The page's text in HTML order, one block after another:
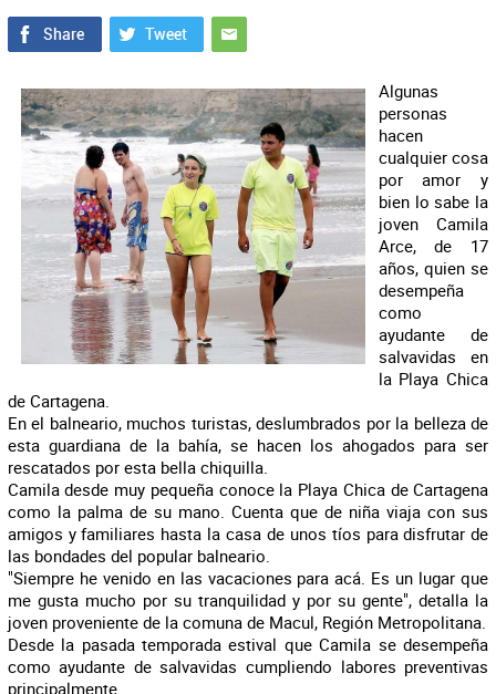
Algunas
personas
hacen
cualquier cosa
por amor y
bien lo sabe la
joven Camila
Arce, de 17
años, quien se
desempeña
como
ayudante de
salvavidas en
la Playa Chica
de Cartagena.
En el balneario, muchos turistas, deslumbrados por la belleza de
esta guardiana de la bahía, se hacen los ahogados para ser
rescatados por esta bella chiquilla.
Camila desde muy pequeña conoce la Playa Chica de Cartagena
como la palma de su mano. Cuenta que de niña viaja con sus
amigos y familiares hasta la casa de unos tíos para disfrutar de
las bondades del popular balneario.
"Siempre he venido en las vacaciones para acá. Es un lugar que
me gusta mucho por su tranquilidad y por su gente", detalla la
joven proveniente de la comuna de Macul, Región Metropolitana.
Desde la pasada temporada estival que Camila se desempeña
como ayudante de salvavidas cumpliendo labores preventivas
principalmente.